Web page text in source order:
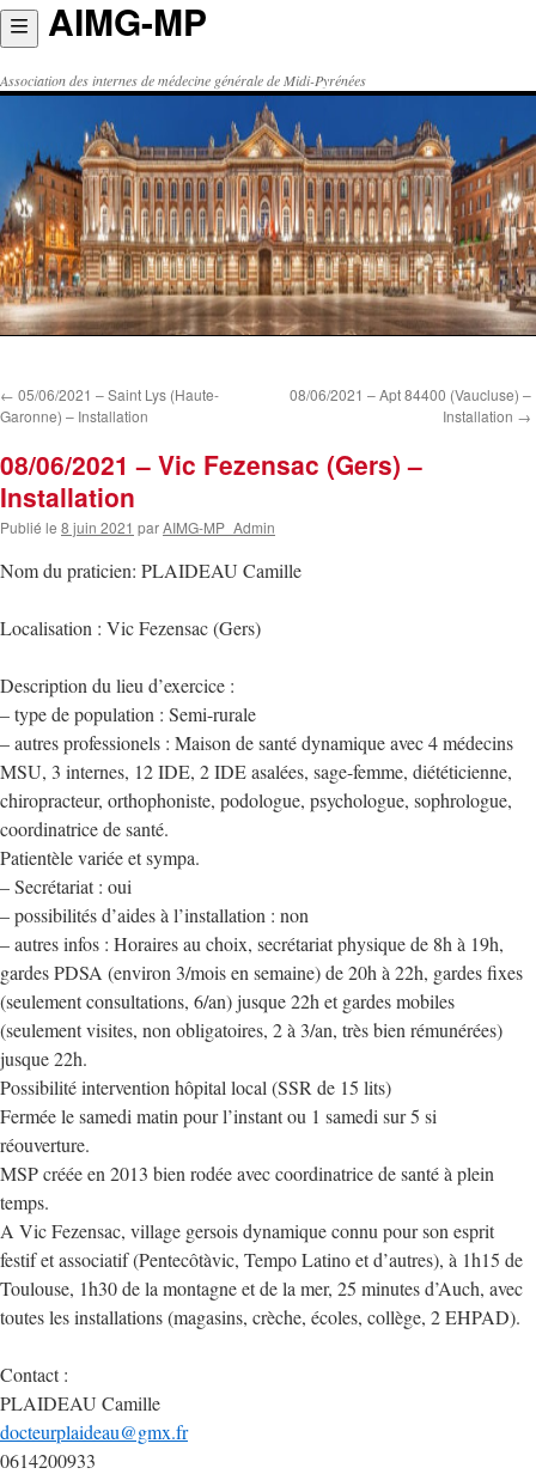
Aller
au
contenu
AIMG-MP
Association des internes de médecine générale de Midi-Pyrénées
← 05/06/2021 – Saint Lys (Haute-
Garonne) – Installation
08/06/2021 – Apt 84400 (Vaucluse) –
Installation →
08/06/2021 – Vic Fezensac (Gers) –
Installation
Publié le 8 juin 2021 parAIMG-MP_Admin
Nom du praticien: PLAIDEAU Camille
Localisation : Vic Fezensac (Gers)
Description du lieu d’exercice :
– type de population : Semi-rurale
– autres professionels : Maison de santé dynamique avec 4 médecins
MSU, 3 internes, 12 IDE, 2 IDE asalées, sage-femme, diététicienne,
chiropracteur, orthophoniste, podologue, psychologue, sophrologue,
coordinatrice de santé.
Patientèle variée et sympa.
– Secrétariat : oui
– possibilités d’aides à l’installation : non
– autres infos : Horaires au choix, secrétariat physique de 8h à 19h,
gardes PDSA (environ 3/mois en semaine) de 20h à 22h, gardes fixes
(seulement consultations, 6/an) jusque 22h et gardes mobiles
(seulement visites, non obligatoires, 2 à 3/an, très bien rémunérées)
jusque 22h.
Possibilité intervention hôpital local (SSR de 15 lits)
Fermée le samedi matin pour l’instant ou 1 samedi sur 5 si
réouverture.
MSP créée en 2013 bien rodée avec coordinatrice de santé à plein
temps.
A Vic Fezensac, village gersois dynamique connu pour son esprit
festif et associatif (Pentecôtàvic, Tempo Latino et d’autres), à 1h15 de
Toulouse, 1h30 de la montagne et de la mer, 25 minutes d’Auch, avec
toutes les installations (magasins, crèche, écoles, collège, 2 EHPAD).
Contact :
PLAIDEAU Camille
docteurplaideau@gmx.fr
0614200933